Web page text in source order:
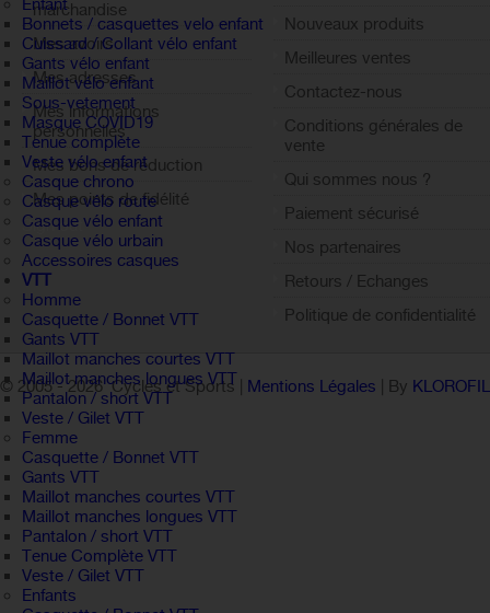
Enfant
Bonnets / casquettes velo enfant
Cuissard / Collant vélo enfant
Gants vélo enfant
Maillot vélo enfant
Sous-vetement
Masque COVID19
Tenue complète
Veste vélo enfant
Casque chrono
Casque vélo route
Casque vélo enfant
Casque vélo urbain
Accessoires casques
VTT
Homme
Casquette / Bonnet VTT
Gants VTT
Maillot manches courtes VTT
Maillot manches longues VTT
Pantalon / short VTT
Veste / Gilet VTT
Femme
Casquette / Bonnet VTT
Gants VTT
Maillot manches courtes VTT
Maillot manches longues VTT
Pantalon / short VTT
Tenue Complète VTT
Veste / Gilet VTT
Enfants
marchandise
Mes avoirs
Mes adresses
Mes informations
personnelles
Mes bons de réduction
Mes points de fidélité
Sign out
Nouveaux produits
Meilleures ventes
Contactez-nous
Conditions générales de
vente
Qui sommes nous ?
Paiement sécurisé
Nos partenaires
Retours / Echanges
Politique de confidentialité
© 2005 -2026 Cycles et Sports | Mentions Légales | By